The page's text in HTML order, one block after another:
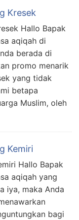
Kresek
Hallo Bapak
aqiqah di
berada di
promo menarik
yang tidak
betapa
Muslim, oleh
Kemiri
Hallo Bapak
aqiqah yang
iya, maka Anda
bagi